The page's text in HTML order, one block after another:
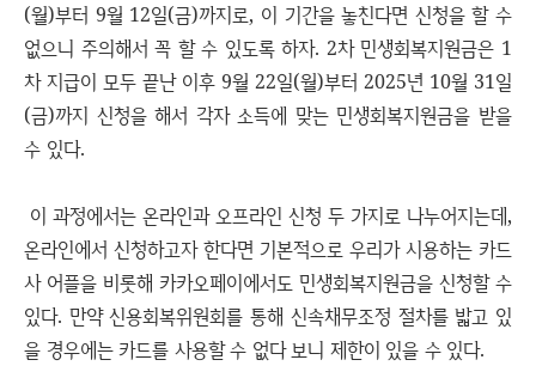
(월)부터 9월 12일(금)까지로, 이 기간을 놓친다면 신청을 할 수
없으니 주의해서 꼭 할 수 있도록 하자. 2차 민생회복지원금은 1
차 지급이 모두 끝난 이후 9월 22일(월)부터 2025년 10월 31일
(금)까지 신청을 해서 각자 소득에 맞는 민생회복지원금을 받을
수 있다.
이 과정에서는 온라인과 오프라인 신청 두 가지로 나누어지는데,
온라인에서 신청하고자 한다면 기본적으로 우리가 시용하는 카드
사 어플을 비롯해 카카오페이에서도 민생회복지원금을 신청할 수
있다. 만약 신용회복위원회를 통해 신속채무조정 절차를 밟고 있
을 경우에는 카드를 사용할 수 없다 보니 제한이 있을 수 있다.